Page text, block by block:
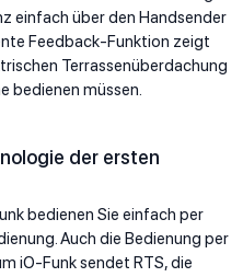
einfach über den Handsender
Feedback-Funktion zeigt
Terrassenüberdachung
bedienen müssen.
der ersten
bedienen Sie einfach per
Auch die Bedienung per
iO-Funk sendet RTS, die